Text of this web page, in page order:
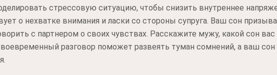
стрессовую ситуацию, чтобы снизить внутреннее
о нехватке внимания и ласки со стороны супруга. Ваш сон
с партнером о своих чувствах. Расскажите мужу, какой сон
разговор поможет развеять туман сомнений, а ваш сон